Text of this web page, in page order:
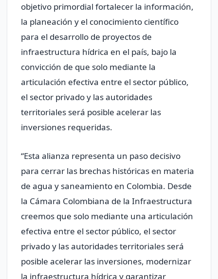
objetivo primordial fortalecer la información,
la planeación y el conocimiento científico
para el desarrollo de proyectos de
infraestructura hídrica en el país, bajo la
convicción de que solo mediante la
articulación efectiva entre el sector público,
el sector privado y las autoridades
territoriales será posible acelerar las
inversiones requeridas.
“Esta alianza representa un paso decisivo
para cerrar las brechas históricas en materia
de agua y saneamiento en Colombia. Desde
la Cámara Colombiana de la Infraestructura
creemos que solo mediante una articulación
efectiva entre el sector público, el sector
privado y las autoridades territoriales será
posible acelerar las inversiones, modernizar
la infraestructura hídrica y garantizar